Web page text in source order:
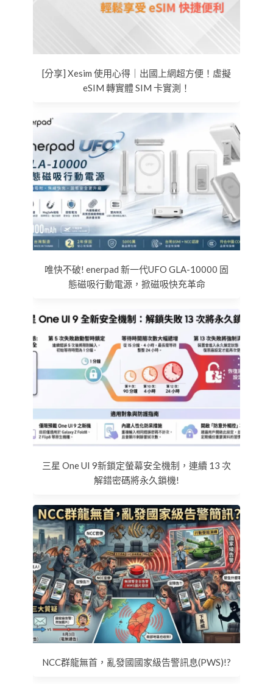
[分享] Xesim 使用心得｜出國上網超方便！虛擬
eSIM 轉實體 SIM 卡實測！
唯快不破! enerpad 新一代UFO GLA-10000 固
態磁吸行動電源，掀磁吸快充革命
三星 One UI 9新鎖定螢幕安全機制，連續 13 次
解錯密碼將永久鎖機!
NCC群龍無首，亂發國國家級告警訊息(PWS)!?